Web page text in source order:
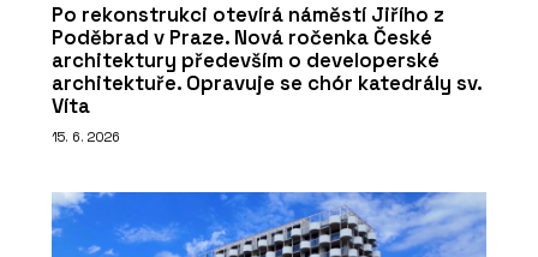
Po rekonstrukci otevírá náměstí Jiřího z
Poděbrad v Praze. Nová ročenka České
architektury především o developerské
architektuře. Opravuje se chór katedrály sv.
Víta
15. 6. 2026